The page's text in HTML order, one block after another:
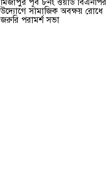
উদ্যোগে সামাজিক অবক্ষয় রোধে
জরুরি পরামর্শ সভা